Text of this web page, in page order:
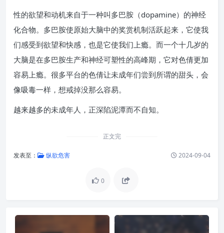
性的欲望和动机来自于一种叫多巴胺（dopamine）的神经
化合物。多巴胺使原始大脑中的奖赏机制活跃起来，它使我
们感受到欲望和快感，也是它使我们上瘾。而一个十几岁的
大脑是在多巴胺生产和神经可塑性的高峰期，它对色倩更加
容易上瘾。很多平台的色倩让未成年们尝到所谓的甜头，会
像吸毒一样，想戒掉没那么容易。
越来越多的未成年人，正深陷泥潭而不自知。
正文完
发表至： 纵欲危害 2024-09-04
0